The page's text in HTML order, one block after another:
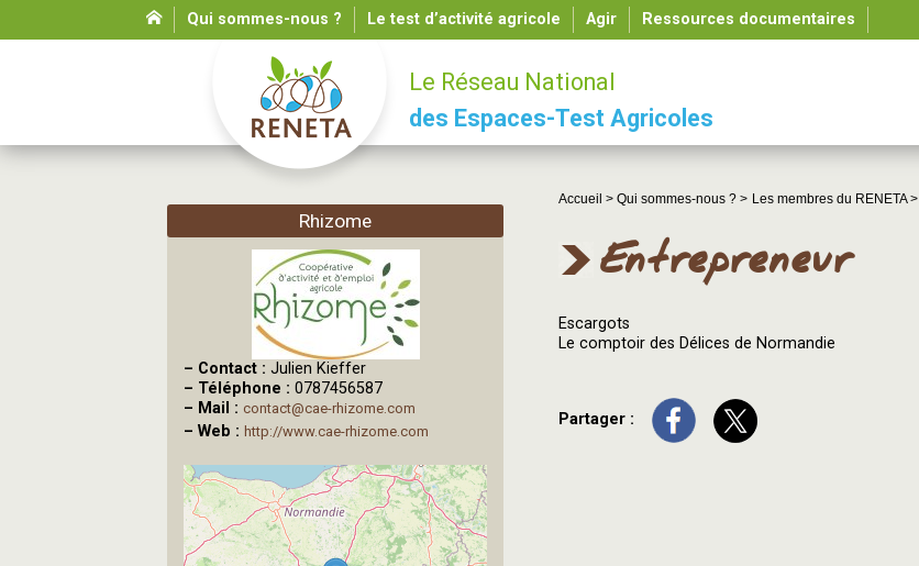
Qui sommes-nous ? Le test d’activité agricole Agir Ressources documentaires
Le Réseau National
des Espaces-Test Agricoles
Accueil > Qui sommes-nous ? > Les membres du RENETA >
Entrepreneur
Escargots
Le comptoir des Délices de Normandie
Partager :
Rhizome
– Contact : Julien Kieffer
– Téléphone : 0787456587
– Mail : contact@cae-rhizome.com
– Web : http://www.cae-rhizome.com